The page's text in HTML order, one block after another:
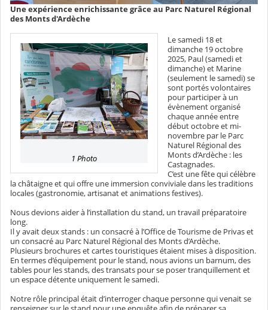
Une expérience enrichissante grâce au Parc Naturel Régional
des Monts d'Ardèche
1 Photo
Le samedi 18 et
dimanche 19 octobre
2025, Paul (samedi et
dimanche) et Marine
(seulement le samedi) se
sont portés volontaires
pour participer à un
évènement organisé
chaque année entre
début octobre et mi-
novembre par le Parc
Naturel Régional des
Monts d’Ardèche : les
Castagnades.
C’est une fête qui célèbre
la châtaigne et qui offre une immersion conviviale dans les traditions
locales (gastronomie, artisanat et animations festives).
Nous devions aider à l’installation du stand, un travail préparatoire
long.
Il y avait deux stands : un consacré à l’Office de Tourisme de Privas et
un consacré au Parc Naturel Régional des Monts d’Ardèche.
Plusieurs brochures et cartes touristiques étaient mises à disposition.
En termes d’équipement pour le stand, nous avions un barnum, des
tables pour les stands, des transats pour se poser tranquillement et
un espace détente uniquement le samedi.
Notre rôle principal était d’interroger chaque personne qui venait se